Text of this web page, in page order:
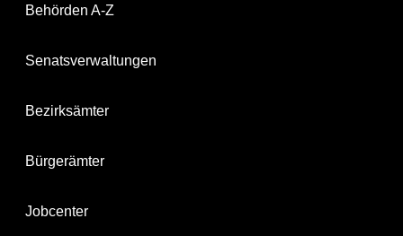
Behörden A-Z
Senatsverwaltungen
Bezirksämter
Bürgerämter
Jobcenter